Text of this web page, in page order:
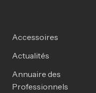
Accessoires
Actualités
Annuaire des
Professionnels